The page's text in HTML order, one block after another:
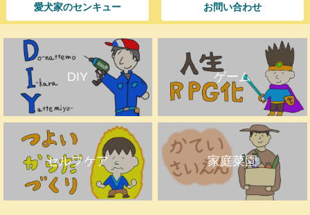
愛犬家のセンキュー お問い合わせ
DIY ゲーム
セルフケア 家庭菜園